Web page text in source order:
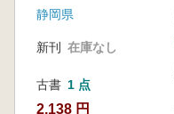
静岡県
新刊 在庫なし
古書 1 点
2,138 円